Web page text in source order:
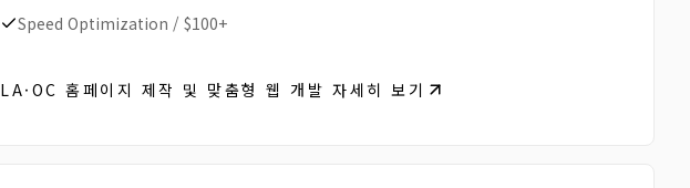
Speed Optimization / $100+
LA·OC 홈페이지 제작 및 맞춤형 웹 개발 자세히 보기